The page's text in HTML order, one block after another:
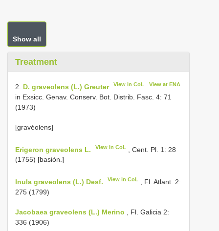
Show all
Treatment
2. D. graveolens (L.) Greuter View in CoL View at ENA
in Exsicc. Genav. Conserv. Bot. Distrib. Fasc. 4: 71
(1973)
[gravéolens]
Erigeron graveolens L. View in CoL
, Cent. Pl. 1: 28
(1755) [basión.]
Inula graveolens (L.) Desf. View in CoL
, Fl. Atlant. 2:
275 (1799)
Jacobaea graveolens (L.) Merino , Fl. Galicia 2:
336 (1906)